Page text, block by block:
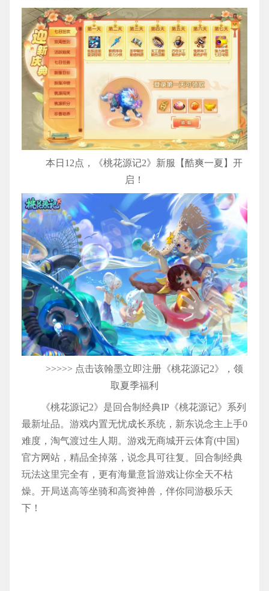
本日12点，《桃花源记2》新服【酷爽一夏】开
启！
>>>>> 点击该翰墨立即注册《桃花源记2》，领
取夏季福利
《桃花源记2》是回合制经典IP《桃花源记》系列
最新址品。游戏内置无忧成长系统，新东说念主上手0
难度，淘气渡过生人期。游戏无商城开云体育(中国)
官方网站，精品全掉落，说念具可往复。回合制经典
玩法这里完全有，更有海量意旨游戏让你全天不枯
燥。开局送高等坐骑和高资神兽，伴你同游极乐天
下！